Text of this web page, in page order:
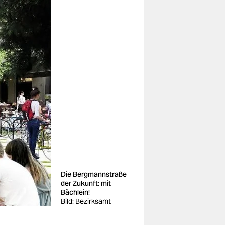
Die Bergmannstraße
der Zukunft: mit
Bächlein!
Bild: Bezirksamt